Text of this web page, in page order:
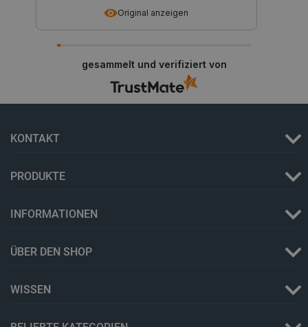
Original anzeigen
gesammelt und verifiziert von
KONTAKT
PRODUKTE
INFORMATIONEN
ÜBER DEN SHOP
WISSEN
Storage declaration
_uetvid Lokaler Speicher
Lokaler Speicher